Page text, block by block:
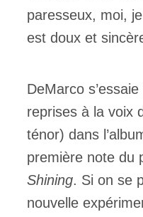
paresseux, moi,
est doux et
DeMarco
reprises à la voix
ténor) dans
première note du
Shining. Si on se
nouvelle